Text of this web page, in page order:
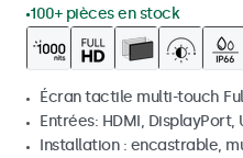
100+ pièces en stock
Écran tactile multi-touch
Entrées: HDMI, DisplayPort,
Installation : encastrable,